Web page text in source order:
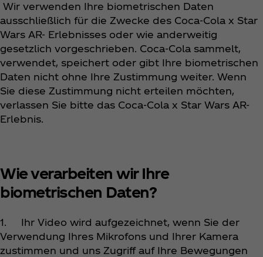
Wir verwenden Ihre biometrischen Daten
ausschließlich für die Zwecke des Coca‑Cola x Star
Wars AR- Erlebnisses oder wie anderweitig
gesetzlich vorgeschrieben. Coca‑Cola sammelt,
verwendet, speichert oder gibt Ihre biometrischen
Daten nicht ohne Ihre Zustimmung weiter. Wenn
Sie diese Zustimmung nicht erteilen möchten,
verlassen Sie bitte das Coca‑Cola x Star Wars AR-
Erlebnis.
Wie verarbeiten wir Ihre
biometrischen Daten?
1. Ihr Video wird aufgezeichnet, wenn Sie der
Verwendung Ihres Mikrofons und Ihrer Kamera
zustimmen und uns Zugriff auf Ihre Bewegungen